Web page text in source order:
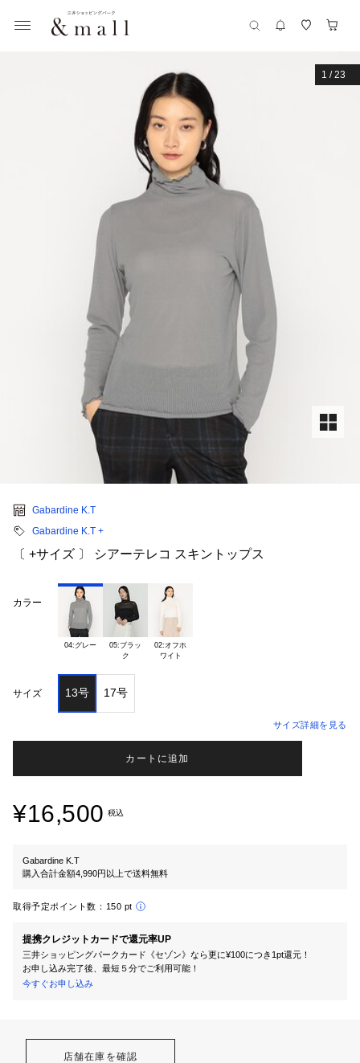
1 /23
Gabardine K.T
Gabardine K.T +
〔 +サイズ 〕 シアーテレコ スキントップス
カラー
04:グレー
05:ブラッ
02:オフホ
サイズ 13号 17号
サイズ詳細を見る
カートに追加
¥16,500 税込
Gabardine K.T
購入合計金額4,990円以上で送料無料
取得予定ポイント数： 150 pt
提携クレジットカードで還元率UP
三井ショッピングパークカード《セゾン》なら更に¥100につき1pt還元！
お申し込み完了後、最短５分でご利用可能！
今すぐお申し込み
店舗在庫を確認